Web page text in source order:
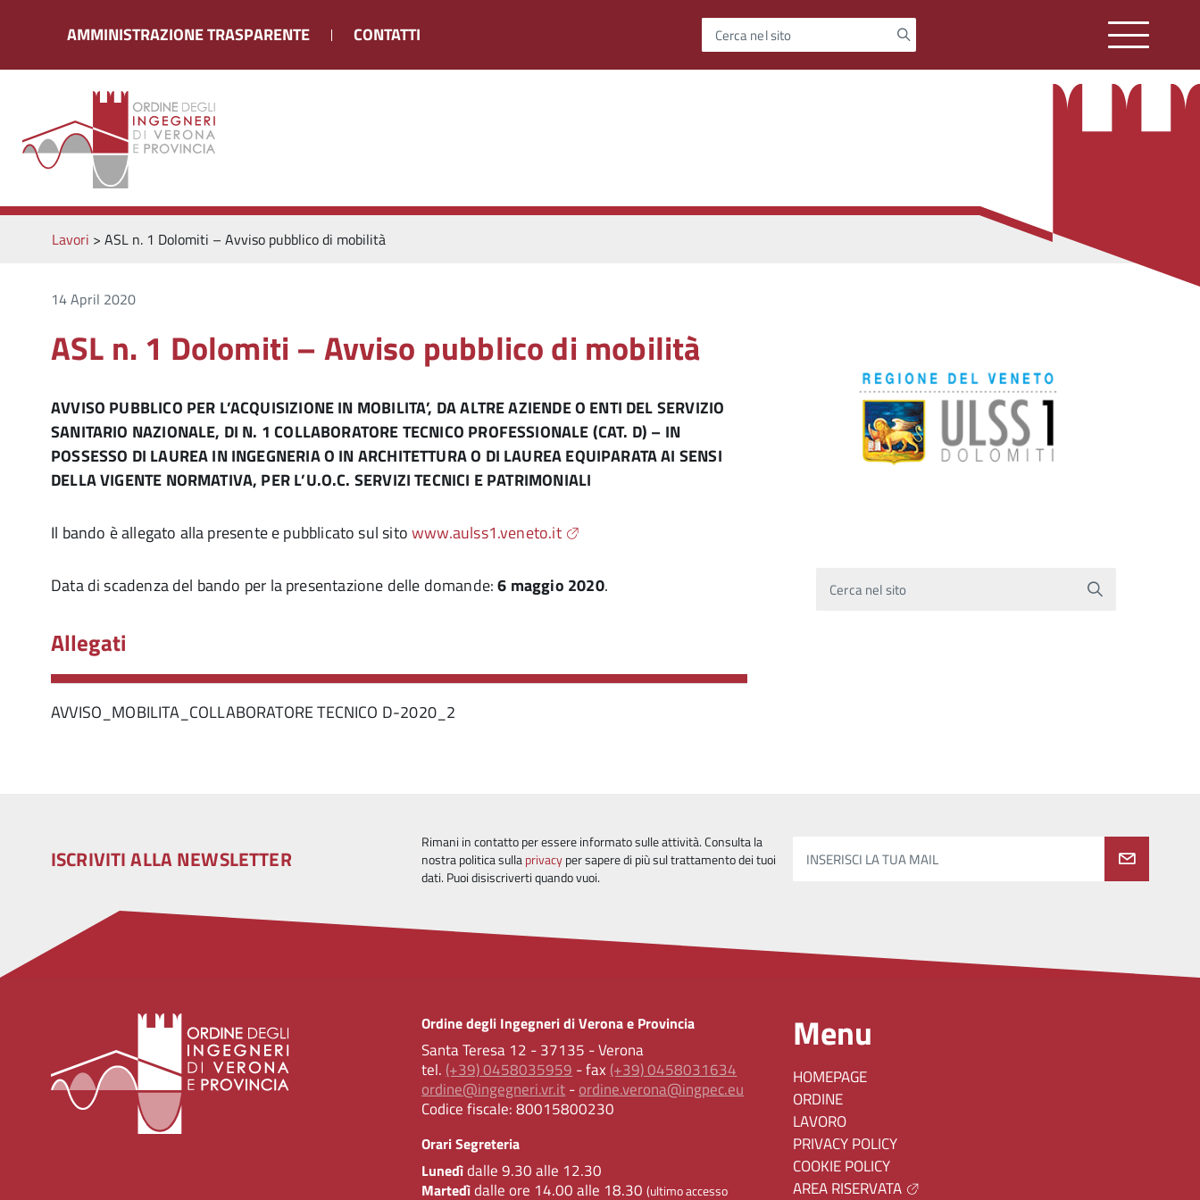
AMMINISTRAZIONE TRASPARENTE CONTATTI Cerca nel sito
Lavori > ASL n. 1 Dolomiti – Avviso pubblico di mobilità
14 April 2020
ASL n. 1 Dolomiti – Avviso pubblico di mobilità
AVVISO PUBBLICO PER L’ACQUISIZIONE IN MOBILITA’, DA ALTRE AZIENDE O ENTI DEL SERVIZIO
SANITARIO NAZIONALE, DI N. 1 COLLABORATORE TECNICO PROFESSIONALE (CAT. D) – IN
POSSESSO DI LAUREA IN INGEGNERIA O IN ARCHITETTURA O DI LAUREA EQUIPARATA AI SENSI
DELLA VIGENTE NORMATIVA, PER L’U.O.C. SERVIZI TECNICI E PATRIMONIALI
Il bando è allegato alla presente e pubblicato sul sitowww.aulss1.veneto.it
Data di scadenza del bando per la presentazione delle domande:6 maggio 2020.
Allegati
AVVISO_MOBILITA_COLLABORATORE TECNICO D-2020_2
Cerca nel sito
ISCRIVITI ALLA NEWSLETTER
Rimani in contatto per essere informato sulle attività. Consulta la
nostra politica sullaprivacyper sapere di più sul trattamento dei tuoi
dati. Puoi disiscriverti quando vuoi.
INSERISCI LA TUA MAIL
Ordine degli Ingegneri di Verona e Provincia
Santa Teresa 12 - 37135 - Verona
tel. (+39) 0458035959 - fax (+39) 0458031634
ordine@ingegneri.vr.it-ordine.verona@ingpec.eu
Codice fiscale:80015800230
Orari Segreteria
Lunedìdalle 9.30 alle 12.30
Martedìdalle ore 14.00 alle 18.30(ultimo accesso
Menu
HOMEPAGE
ORDINE
LAVORO
PRIVACY POLICY
COOKIE POLICY
AREA RISERVATA